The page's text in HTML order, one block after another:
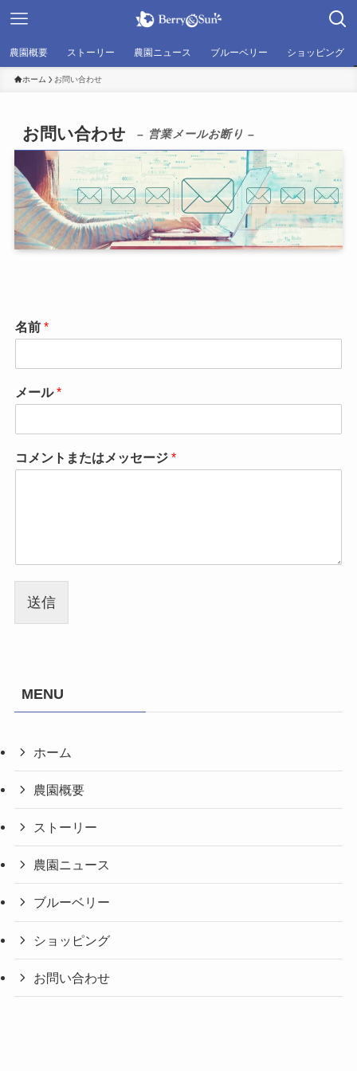
農園概要 ストーリー 農園ニュース ブルーベリー ショッピング
ホーム お問い合わせ
お問い合わせ – 営業メールお断り –
名前 *
メール*
コメントまたはメッセージ *
送信
MENU
ホーム
農園概要
ストーリー
農園ニュース
ブルーベリー
ショッピング
お問い合わせ